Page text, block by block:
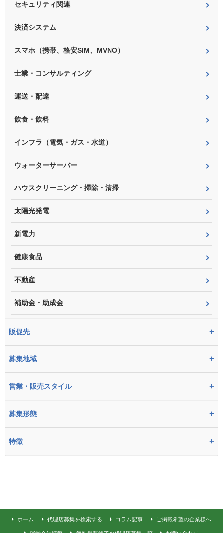
セキュリティ関連
決済システム
スマホ（携帯、格安SIM、MVNO）
士業・コンサルティング
運送・配達
飲食・飲料
インフラ（電気・ガス・水道）
ウォーターサーバー
ハウスクリーニング・掃除・清掃
太陽光発電
新電力
健康食品
不動産
補助金・助成金
販促先 +
募集地域 +
営業・販売スタイル +
募集形態 +
特徴 +
ホーム 代理店募集を検索する コラム記事 ご掲載希望の企業様へ